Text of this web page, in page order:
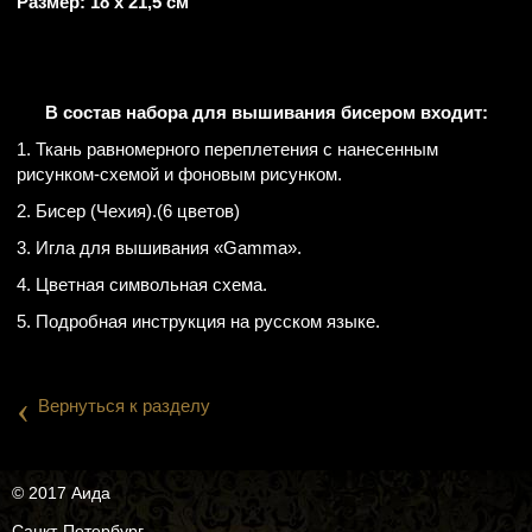
В состав набора для вышивания бисером входит:
1. Ткань равномерного переплетения с нанесенным
рисунком-схемой и фоновым рисунком.
2. Бисер (Чехия).(6 цветов)
3. Игла для вышивания «Gamma».
4. Цветная символьная схема.
5. Подробная инструкция на русском языке.
‹ Вернуться к разделу
© 2017 Аида